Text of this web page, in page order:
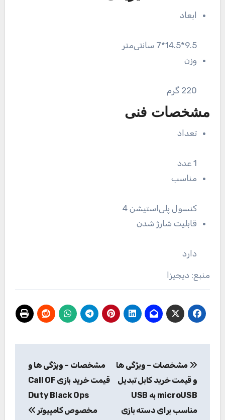
ابعاد
9.5*14.5*7 سانتی‌متر
وزن
220 گرم
مشخصات فنی
تعداد
1 عدد
مناسب
کنسول پلی‌استیشن 4
قابلیت شارژ شدن
دارد
منبع: دیجیزا
نوشته
مشخصات – ویژگی ها
و قیمت خرید کابل تبدیل
microUSB به USB
مناسب برای دسته بازی
مشخصات – ویژگی ها و
قیمت خرید بازی Call OF
Duty Black Ops
مخصوص کامپیوتر